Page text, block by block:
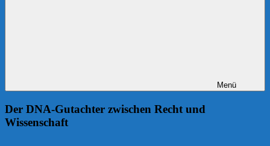
Menü
Der DNA-Gutachter zwischen Recht und
Wissenschaft